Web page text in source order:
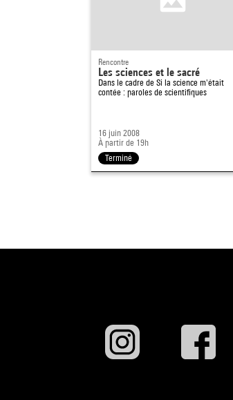
Rencontre
Les sciences et le sacré
Dans le cadre de Si la science m'était
contée : paroles de scientifiques
16 juin 2008
À partir de 19h
Terminé